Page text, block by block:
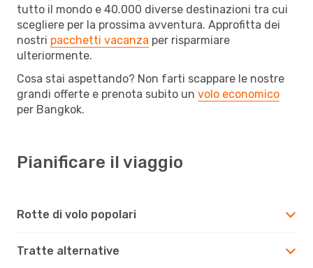
tutto il mondo e 40.000 diverse destinazioni tra cui
scegliere per la prossima avventura. Approfitta dei
nostri pacchetti vacanza per risparmiare
ulteriormente.
Cosa stai aspettando? Non farti scappare le nostre
grandi offerte e prenota subito un volo economico
per Bangkok.
Pianificare il viaggio
Rotte di volo popolari
Tratte alternative